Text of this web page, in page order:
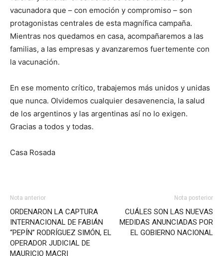
vacunadora que – con emoción y compromiso – son
protagonistas centrales de esta magnífica campaña.
Mientras nos quedamos en casa, acompañaremos a las
familias, a las empresas y avanzaremos fuertemente con
la vacunación.
En ese momento crítico, trabajemos más unidos y unidas
que nunca. Olvidemos cualquier desavenencia, la salud
de los argentinos y las argentinas así no lo exigen.
Gracias a todos y todas.
Casa Rosada
Nota anterior
ORDENARON LA CAPTURA
INTERNACIONAL DE FABIÁN
“PEPÍN” RODRÍGUEZ SIMÓN, EL
OPERADOR JUDICIAL DE
MAURICIO MACRI
Nota posterior
CUÁLES SON LAS NUEVAS
MEDIDAS ANUNCIADAS POR
EL GOBIERNO NACIONAL